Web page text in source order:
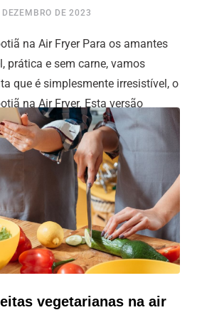
DE 2023
na Air Fryer Para os amantes
prática e sem carne, vamos
que é simplesmente irresistível, o
na Air Fryer. Esta versão
kibe une a cremosidade da
crocância de fritar na Air Fryer.
vegetarianas na air